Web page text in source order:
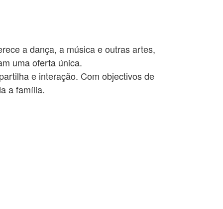
a dança, a música e outras artes,
uma oferta única.
e interação. Com objectivos de
a família.